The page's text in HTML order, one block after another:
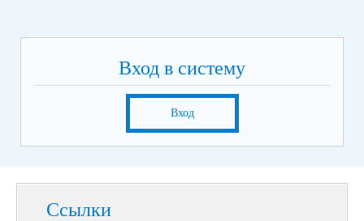
Вход в систему
Вход
Ссылки